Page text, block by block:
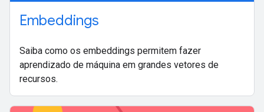
Embeddings
Saiba como os embeddings permitem fazer
aprendizado de máquina em grandes vetores de
recursos.